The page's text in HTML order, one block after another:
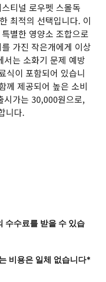
티널 로우펫 스몰독
최적의 선택입니다. 이
별한 영양소 조합으로
가진 작은개에게 이상
서는 소화기 문제 예방
식이 포함되어 있습니
께 제공되어 높은 소비
시가는 30,000원으로,
니다.
수수료를 받을 수 있습
비용은 일체 없습니다*